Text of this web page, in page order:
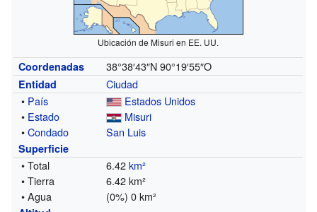
Ubicación de Misuri en EE. UU.
Coordenadas 38°38′43″N 90°19′55″O
Entidad
Ciudad
• País
Estados Unidos
• Estado
Misuri
•Condado San Luis
Superficie
• Total 6.42km²
• Tierra
6.42 km²
• Agua
(0%) 0 km²